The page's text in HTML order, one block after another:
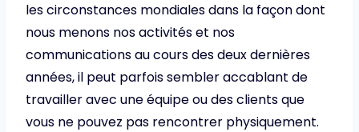
les circonstances mondiales dans la façon dont
nous menons nos activités et nos
communications au cours des deux dernières
années, il peut parfois sembler accablant de
travailler avec une équipe ou des clients que
vous ne pouvez pas rencontrer physiquement.